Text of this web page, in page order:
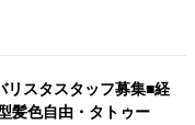
スタスタッフ募集■経
髪色自由・タトゥー